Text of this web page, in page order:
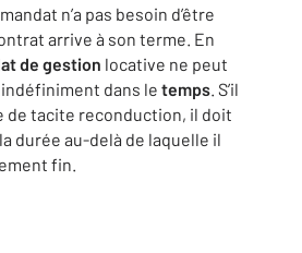
n’a pas besoin d’être
arrive à son terme. En
de gestion locative ne peut
dans le temps. S’il
de tacite reconduction, il doit
durée au-delà de laquelle il
fin.